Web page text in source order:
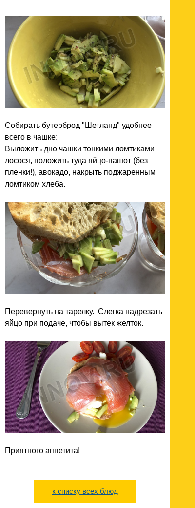
Собирать бутерброд "Шетланд" удобнее
всего в чашке:
Выложить дно чашки тонкими ломтиками
лосося, положить туда яйцо-пашот (без
пленки!), авокадо, накрыть поджаренным
ломтиком хлеба.
Перевернуть на тарелку. Слегка надрезать
яйцо при подаче, чтобы вытек желток.
Приятного аппетита!
к списку всех блюд